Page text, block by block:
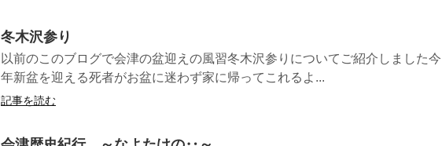
冬木沢参り
以前のこのブログで会津の盆迎えの風習冬木沢参りについてご紹介しました今
年新盆を迎える死者がお盆に迷わず家に帰ってこれるよ...
記事を読む